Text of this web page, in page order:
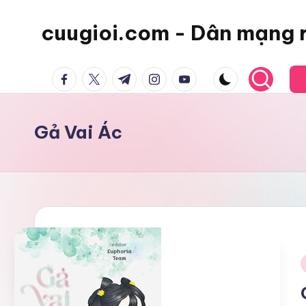
cuugioi.com - Dân mạng
facebook.com
twitter.com
t.me instagram.com
youtube.com
Gả Vai Ác